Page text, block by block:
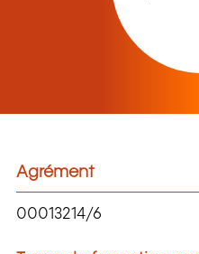
Agrément
00013214/6